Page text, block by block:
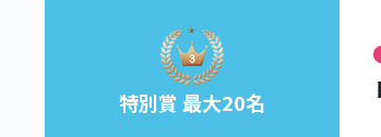
特別賞 最大20名